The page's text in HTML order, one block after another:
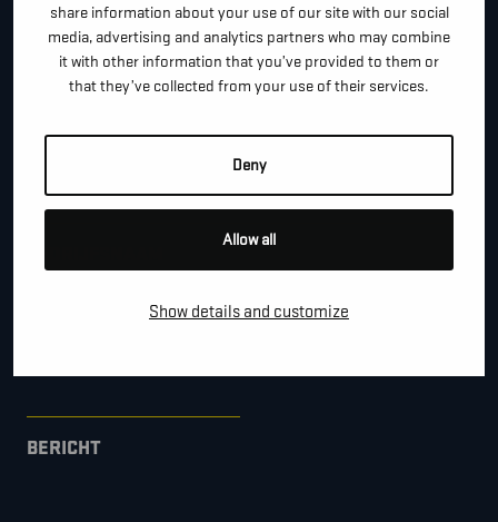
share information about your use of our site with our social
media, advertising and analytics partners who may combine
it with other information that you’ve provided to them or
that they’ve collected from your use of their services.
Deny
Allow all
Show details and customize
TELEFOON / MOBIEL *
BERICHT